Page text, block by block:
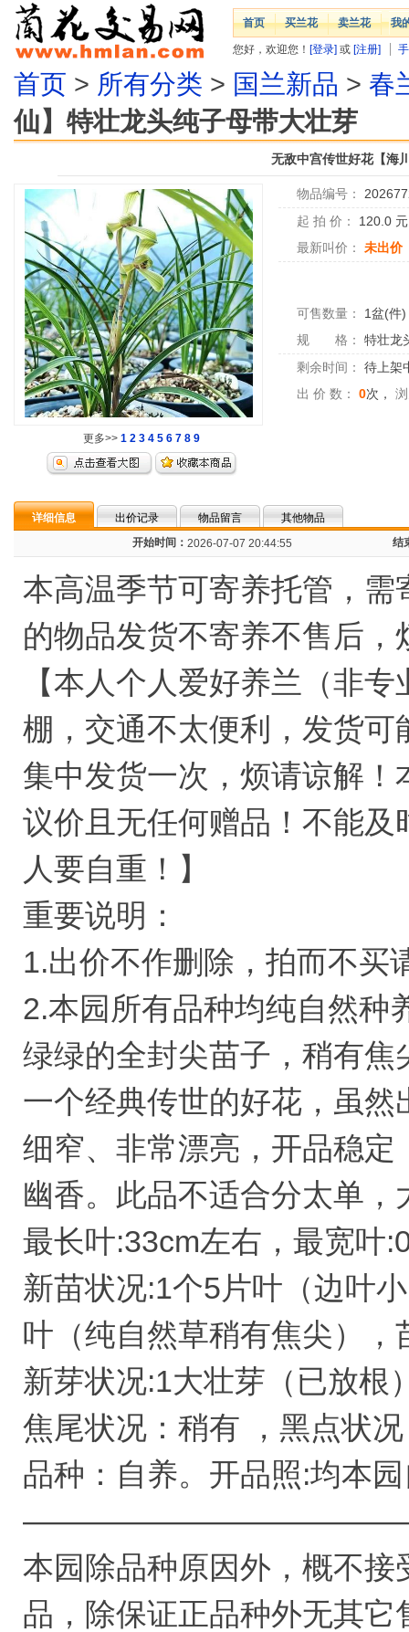
首页 买兰花 卖兰花 我
您好，欢迎您！ [登录] 或 [注册]
首页 > 所有分类 > 国兰新品 > 春
仙】特壮龙头纯子母带大壮芽
无敌中宫传世好花【海
更多>> 1 2 3 4 5 6 7 8 9
物品编号：
起 拍 价：
120.0
最新叫价：
未出价
可售数量： 1盆(件)
规 格：
特壮龙
剩余时间：
待上架
出 价 数：
0次，
详细信息 出价记录 物品留言
其他物品
开始时间： 2026-07-07 20:44:55 结
本高温季节可寄养托管，
的物品发货不寄养不售后，
【本人个人爱好养兰（非
棚，交通不太便利，发货
集中发货一次，烦请谅解
议价且无任何赠品！不能
人要自重！】
重要说明：
1.出价不作删除，拍而不买
2.本园所有品种均纯自然种
绿绿的全封尖苗子，稍有
一个经典传世的好花，虽
细窄、非常漂亮，开品稳
幽香。此品不适合分太单，
最长叶:33cm左右，最宽叶
新苗状况:1个5片叶（边叶
叶（纯自然草稍有焦尖），
新芽状况:1大壮芽（已放根
焦尾状况：稍有 ，黑点状
品种：自养。开品照:均本
本园除品种原因外，概不
品，除保证正品种外无其